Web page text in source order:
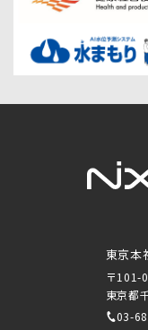
東京本
〒101-
東京都
03-